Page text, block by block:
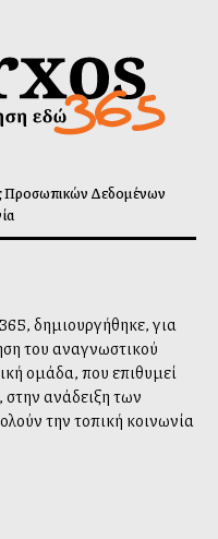
Προσωπικών Δεδομένων
δημιουργήθηκε, για
του αναγνωστικού
ομάδα, που επιθυμεί
στην ανάδειξη των
την τοπική κοινωνία